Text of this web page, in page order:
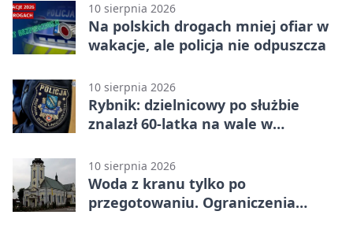
10 sierpnia 2026
Na polskich drogach mniej ofiar w
wakacje, ale policja nie odpuszcza
10 sierpnia 2026
Rybnik: dzielnicowy po służbie
znalazł 60-latka na wale w
10 sierpnia 2026
Woda z kranu tylko po
przegotowaniu. Ograniczenia